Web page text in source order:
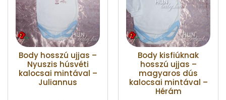
Body hosszú ujjas –
Nyuszis húsvéti
kalocsai mintával –
Juliannus
Body kisfiúknak
hosszú ujjas –
magyaros dús
kalocsai mintával –
Hérám